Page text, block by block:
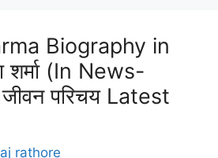
Biography in
शर्मा (In News-
परिचय Latest
rathore